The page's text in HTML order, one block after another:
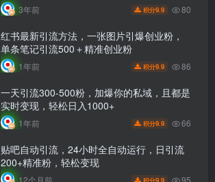
3年前 积分9.9 80
红书最新引流方法，一张图片引爆创业粉，
单条笔记引流500＋精准创业粉
1年前 积分9.9 86
一天引流300-500粉，加爆你的私域，且都是
实时变现，轻松日入1000+
1年前 积分9.9 66
贴吧自动引流，24小时全自动运行，日引流
200+精准粉，轻松变现
12个月前 积分9.9 95